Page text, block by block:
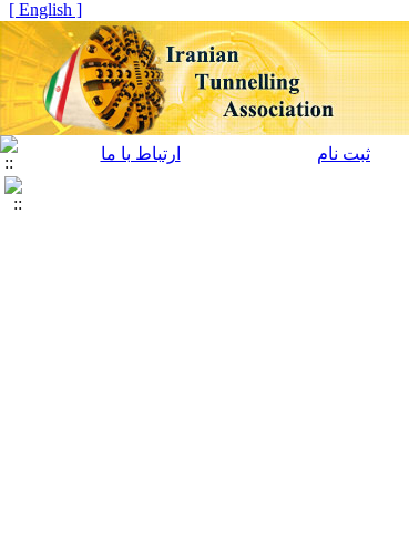
[ English ]
ثبت نام ارتباط با ما